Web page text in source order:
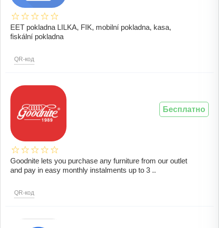
EET pokladna LILKA, FIK, mobilní pokladna, kasa,
fiskální pokladna
QR-код
Goodnite lets you purchase any furniture from our outlet
and pay in easy monthly instalments up to 3 ..
QR-код
Бесплатно